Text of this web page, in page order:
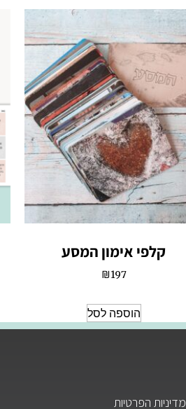
קלפי אימון המסע
₪197
הוספה לסל
מדיניות הפרטיות